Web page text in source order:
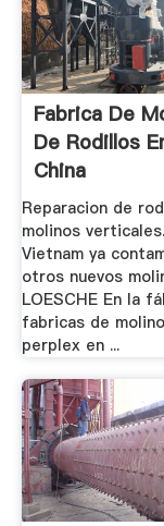
Fabrica De
De Rodillos
China
Reparacion de
molinos
Vietnam ya
otros nuevos
LOESCHE En la
fabricas de
perplex en ...